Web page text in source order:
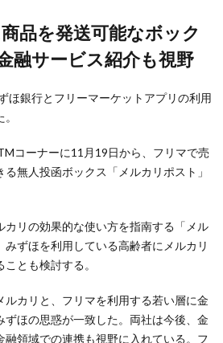
融サービス紹介も視野
ほ銀行とフリーマーケットアプリの利用
コーナーに11月19日から、フリマで売
無人投函ボックス「メルカリポスト」
カリの効果的な使い方を指南する「メル
ずほを利用している高齢者にメルカリ
とも検討する。
ルカリと、フリマを利用する若い層に金
ずほの思惑が一致した。両社は今後、金
融領域での連携も視野に入れている。フ